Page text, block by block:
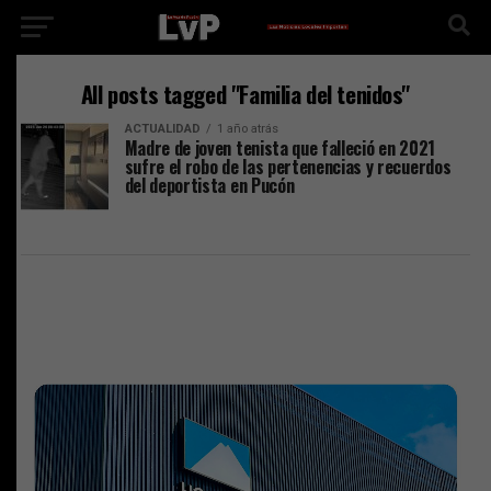
All posts tagged "Familia del tenidos"
ACTUALIDAD 1 año atrás
Madre de joven tenista que falleció en 2021
sufre el robo de las pertenencias y recuerdos
del deportista en Pucón